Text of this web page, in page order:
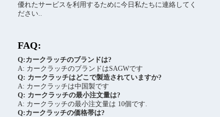
優れたサービスを利用するために今日私たちに連絡してく
ださい..
FAQ:
Q:カークラッチのブランドは?
A: カークラッチのブランドはSAGWです
Q: カークラッチはどこで製造されていますか?
A: カークラッチは中国製です
Q: カークラッチの最小注文量は?
A: カークラッチの最小注文量は 10個です.
Q:カークラッチの価格帯は?